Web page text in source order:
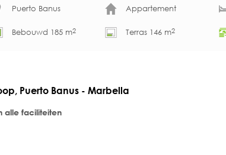
Puerto Banus Appartement
Bebouwd 185 m2 Terras 146 m2
Puerto Banus - Marbella
alle faciliteiten